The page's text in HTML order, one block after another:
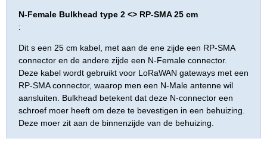
N-Female Bulkhead type 2 <> RP-SMA 25 cm
:
Dit s een 25 cm kabel, met aan de ene zijde een RP-SMA
connector en de andere zijde een N-Female connector.
Deze kabel wordt gebruikt voor LoRaWAN gateways met een
RP-SMA connector, waarop men een N-Male antenne wil
aansluiten. Bulkhead betekent dat deze N-connector een
schroef moer heeft om deze te bevestigen in een behuizing.
Deze moer zit aan de binnenzijde van de behuizing.